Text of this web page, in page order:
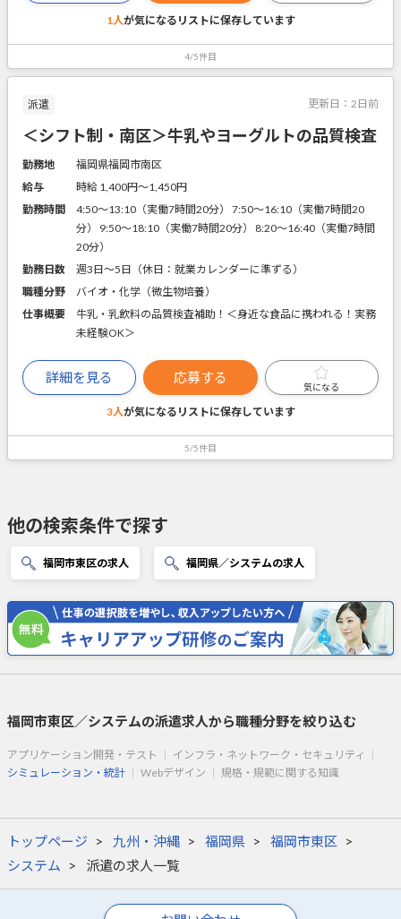
1人が気になるリストに保存しています
4/5件目
派遣 更新日： 2日前
＜シフト制・南区＞牛乳やヨーグルトの品質検査
勤務地
福岡県福岡市南区
給与
時給 1,400円〜1,450円
勤務時間
4:50～13:10（実働7時間20分） 7:50～16:10（実働7時間20
分） 9:50～18:10（実働7時間20分） 8:20～16:40（実働7時間
20分）
勤務日数
週3日～5日（休日：就業カレンダーに準ずる）
職種分野
バイオ・化学（微生物培養）
仕事概要
牛乳・乳飲料の品質検査補助！＜身近な食品に携われる！実務
未経験OK＞
詳細を見る 応募する
気になる
3人が気になるリストに保存しています
5/5件目
他の検索条件で探す
福岡市東区の求人 福岡県／システムの求人
福岡市東区／システムの派遣求人から職種分野を絞り込む
アプリケーション開発・テスト
インフラ・ネットワーク・セキュリティ
シミュレーション・統計
Webデザイン 規格・規範に関する知識
トップページ 九州・沖縄 福岡県
福岡市東区
システム
派遣の求人一覧